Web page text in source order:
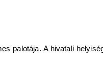
palotája. A hivatali